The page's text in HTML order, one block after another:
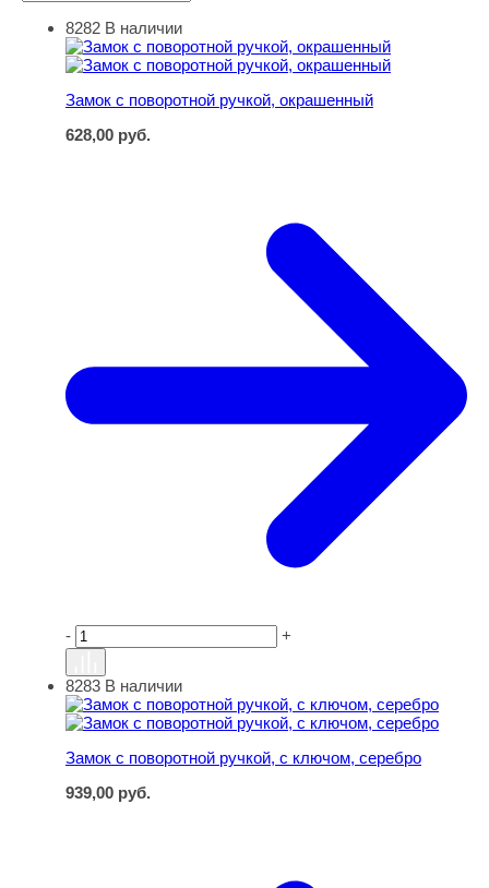
Замок с поворотной ручкой, окрашенный
8282 В наличии
Замок с поворотной ручкой, окрашенный
628,00 руб.
- +
Замок с поворотной ручкой, с ключом, серебро
8283 В наличии
Замок с поворотной ручкой, с ключом, серебро
939,00 руб.